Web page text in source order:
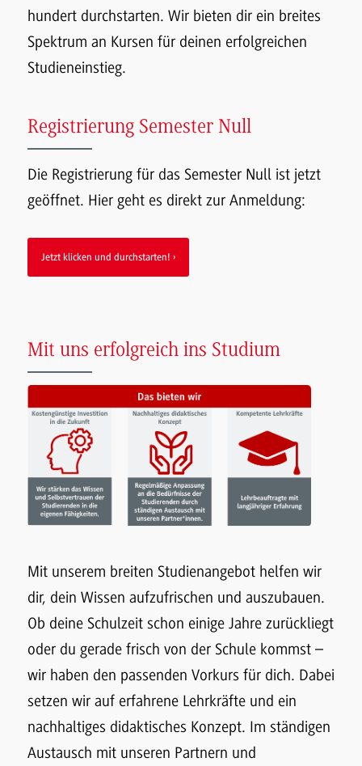
hundert durchstarten. Wir bieten dir ein breites
Spektrum an Kursen für deinen erfolgreichen
Studieneinstieg.
Registrierung Semester Null
Die Registrierung für das Semester Null ist jetzt
geöffnet. Hier geht es direkt zur Anmeldung:
Jetzt klicken und durchstarten!
Mit uns erfolgreich ins Studium
fullscreen
Mit unserem breiten Studienangebot helfen wir
dir, dein Wissen aufzufrischen und auszubauen.
Ob deine Schulzeit schon einige Jahre zurückliegt
oder du gerade frisch von der Schule kommst –
wir haben den passenden Vorkurs für dich. Dabei
setzen wir auf erfahrene Lehrkräfte und ein
nachhaltiges didaktisches Konzept. Im ständigen
Austausch mit unseren Partnern und